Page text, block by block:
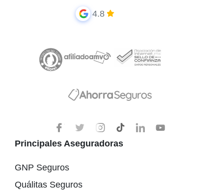
4.8
Principales Aseguradoras
GNP Seguros
Quálitas Seguros